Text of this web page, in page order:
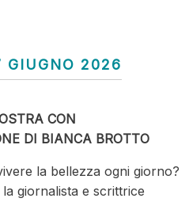
GIUGNO 2026
CON
DI BIANCA BROTTO
la bellezza ogni giorno?
giornalista e scrittrice